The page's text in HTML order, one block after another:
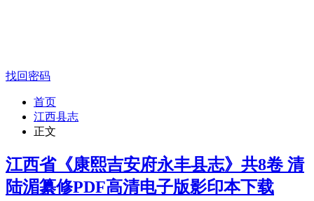
找回密码
首页
江西县志
正文
江西省《康熙吉安府永丰县志》共8卷 清
陆湄纂修PDF高清电子版影印本下载